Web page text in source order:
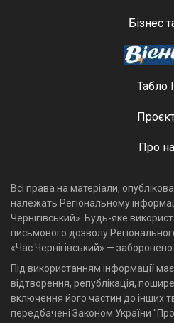
Бізнес
Табло
Про
Всі права на матеріали,
належать Регіональному
Чернігівський». Будь-яке
письмового дозволу
«Час Чернігівський» — заборонено.
Під використанням інформації
відтворення, републікація,
включення його частин до інших
передбачені Законом України